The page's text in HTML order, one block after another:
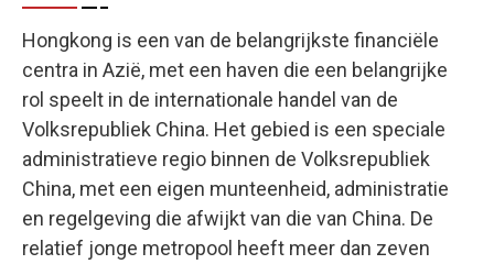
Hongkong is een van de belangrijkste financiële
centra in Azië, met een haven die een belangrijke
rol speelt in de internationale handel van de
Volksrepubliek China. Het gebied is een speciale
administratieve regio binnen de Volksrepubliek
China, met een eigen munteenheid, administratie
en regelgeving die afwijkt van die van China. De
relatief jonge metropool heeft meer dan zeven